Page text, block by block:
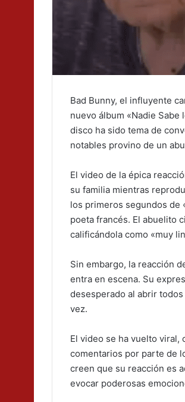
Bad Bunny, el influyente
nuevo álbum «Nadie Sabe
disco ha sido tema de
notables provino de un
El video de la épica
su familia mientras
los primeros segundos de
poeta francés. El abuelito
calificándola como «muy
Sin embargo, la reacción
entra en escena. Su
desesperado al abrir
vez.
El video se ha vuelto viral,
comentarios por parte de
creen que su reacción es
evocar poderosas